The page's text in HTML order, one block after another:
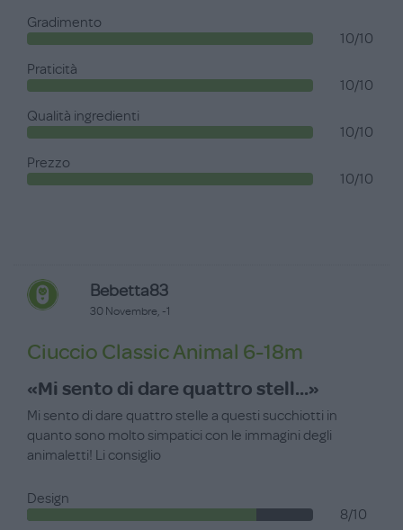
Gradimento
10/10
Praticità
10/10
Qualità ingredienti
10/10
Prezzo
10/10
Bebetta83
30 Novembre, -1
Ciuccio Classic Animal 6-18m
«Mi sento di dare quattro stell...»
Mi sento di dare quattro stelle a questi succhiotti in
quanto sono molto simpatici con le immagini degli
animaletti! Li consiglio
Design
8/10